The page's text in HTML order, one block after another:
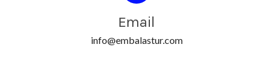
Email
info@embalastur.com